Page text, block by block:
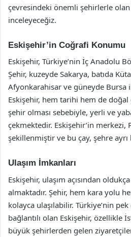
çevresindeki önemli şehirlerle
inceleyeceğiz.
Eskişehir’in Coğrafi Konumu
Eskişehir, Türkiye’nin İç Anadolu
Şehir, kuzeyde Sakarya, batıda
Afyonkarahisar ve güneyde Bursa
Eskişehir, hem tarihi hem de
şehir olması sebebiyle, yerli ve
çekmektedir. Eskişehir’in merkezi,
şekillenmiştir ve bu çay, şehre
Ulaşım İmkanları
Eskişehir, ulaşım açısından
almaktadır. Şehir, hem kara yolu
kolayca ulaşılabilir. Türkiye’nin
bağlantılı olan Eskişehir, özellikle
büyük şehirlerden gelen